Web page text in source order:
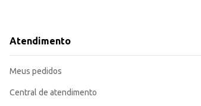
A Blusa Infantil Moletom Blue Bay oferece praticidade e
Atendimento
Meus pedidos
Central de atendimento